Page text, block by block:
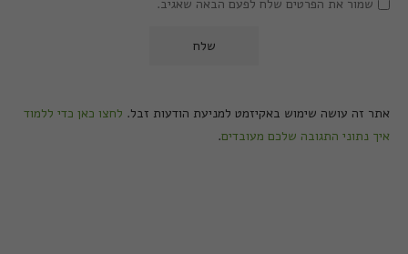
שמור את הפרטים שלח לפעם הבאה שאגיב.
אתר זה עושה שימוש באקיזמט למניעת הודעות זבל. לחצו כאן כדי ללמוד
איך נתוני התגובה שלכם מעובדים.